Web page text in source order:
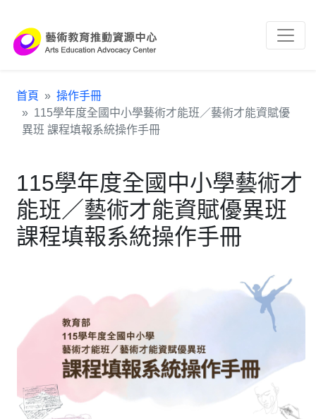
首頁
操作手冊
115學年度全國中小學藝術才能班／藝術才能資賦優
異班 課程填報系統操作手冊
115學年度全國中小學藝術才
能班／藝術才能資賦優異班
課程填報系統操作手冊